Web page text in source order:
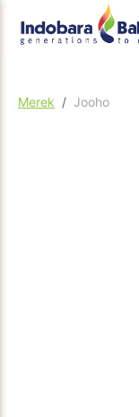
Merek Jooho